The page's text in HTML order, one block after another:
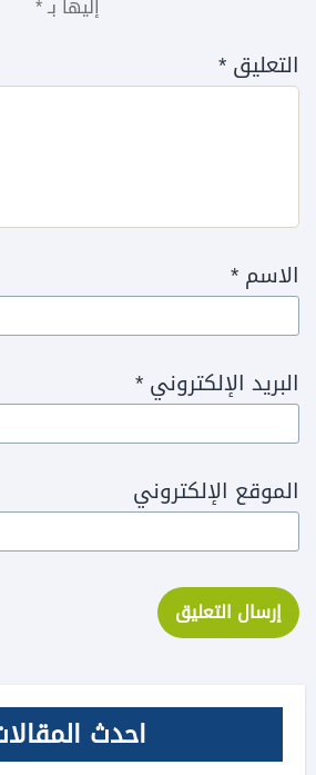
إليها بـ*
التعليق*
الاسم*
البريد الإلكتروني*
الموقع الإلكتروني
احدث